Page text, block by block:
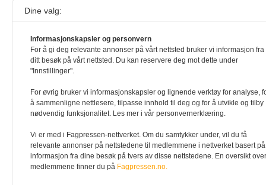
Dine valg:
Informasjonskapsler og personvern
For å gi deg relevante annonser på vårt nettsted bruker vi informasjon fra
ditt besøk på vårt nettsted. Du kan reservere deg mot dette under
"Innstillinger".
For øvrig bruker vi informasjonskapsler og lignende verktøy for analyse,
å sammenligne nettlesere, tilpasse innhold til deg og for å utvikle og tilby
nødvendig funksjonalitet. Les mer i vår personvernerklæring.
Vi er med i Fagpressen-nettverket. Om du samtykker under, vil du få
relevante annonser på nettstedene til medlemmene i nettverket basert på
informasjon fra dine besøk på tvers av disse nettstedene. En oversikt over
medlemmene finner du på Fagpressen.no.